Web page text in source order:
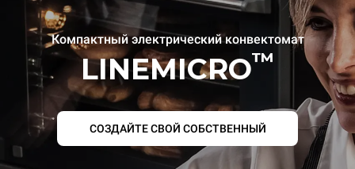
Компактный электрический конвектомат
LINEMICRO™
СОЗДАЙТЕ СВОЙ СОБСТВЕННЫЙ